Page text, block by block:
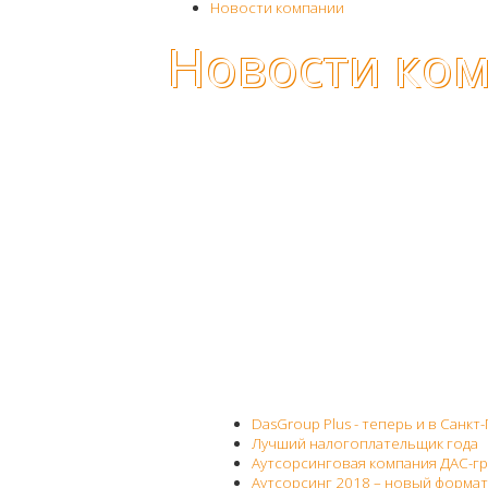
Новости компании
Новости
DasGroup Plus - теперь и в
Лучший налогоплательщик года
Аутсорсинговая компания ДАС-
Аутсорсинг 2018 – новый формат